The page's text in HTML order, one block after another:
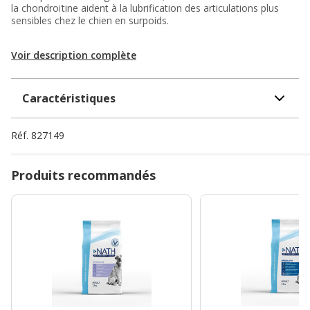
la chondroïtine aident à la lubrification des articulations plus
sensibles chez le chien en surpoids.
Voir description complète
Caractéristiques
Réf. 827149
Produits recommandés